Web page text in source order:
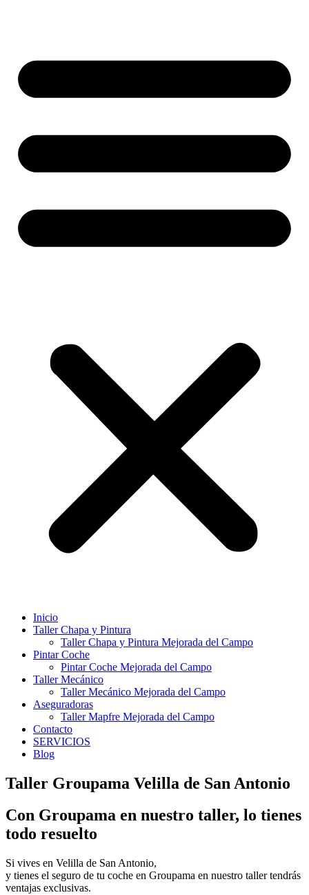
Inicio
Taller Chapa y Pintura
Taller Chapa y Pintura Mejorada del Campo
Pintar Coche
Pintar Coche Mejorada del Campo
Taller Mecánico
Taller Mecánico Mejorada del Campo
Aseguradoras
Taller Mapfre Mejorada del Campo
Contacto
SERVICIOS
Blog
Taller Groupama Velilla de San Antonio
Con Groupama en nuestro taller, lo tienes
todo resuelto
Si vives en Velilla de San Antonio,
y tienes el seguro de tu coche en Groupama en nuestro taller tendrás
ventajas exclusivas.